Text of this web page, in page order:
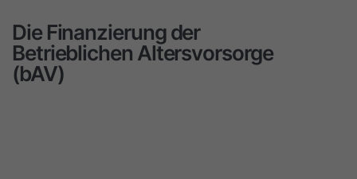
Die Finanzierung der
Betrieblichen Altersvorsorge
(bAV)